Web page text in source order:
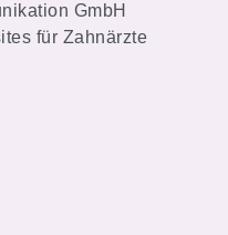
GmbH
für Zahnärzte